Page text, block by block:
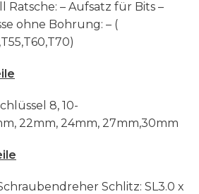
Ratsche: – Aufsatz für Bits –
ohne Bohrung: – (
8, 10-
22mm, 24mm, 27mm,30mm
Schlitz: SL3.0 x